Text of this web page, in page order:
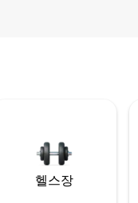
헬스장